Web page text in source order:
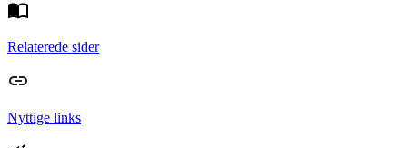
Relaterede sider
Nyttige links